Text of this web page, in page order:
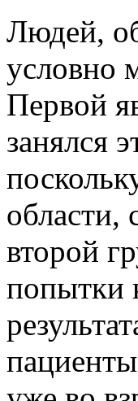
Людей,
условно
Первой
занялся
области,
второй
попытки